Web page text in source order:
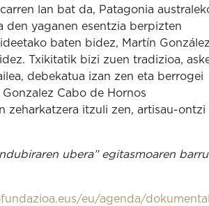
lan bat da, Patagonia
den yaganen esentzia berpizten
baten bidez, Martín
Txikitatik bizi zuen tradizioa,
debekatua izan zen eta berrogei
Cabo de Hornos
zeharkatzera itzuli zen, artisau-ontzi
ubera” egitasmoaren
eu/agenda/